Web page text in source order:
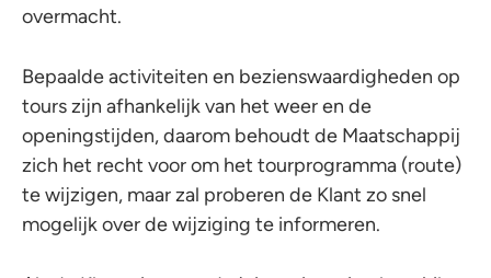
overmacht.
Bepaalde activiteiten en bezienswaardigheden op
tours zijn afhankelijk van het weer en de
openingstijden, daarom behoudt de Maatschappij
zich het recht voor om het tourprogramma (route)
te wijzigen, maar zal proberen de Klant zo snel
mogelijk over de wijziging te informeren.